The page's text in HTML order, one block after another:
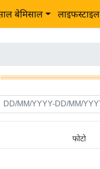
बेमिसाल लाइफस्टाइल
फोटो